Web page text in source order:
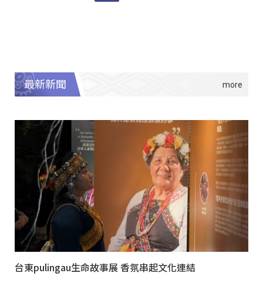
最新新聞
台東pulingau生命故事展 香氛串起文化連結